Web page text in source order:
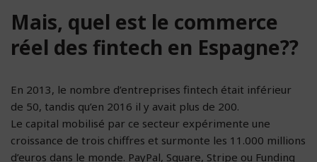
Mais, quel est le commerce
réel des fintech en Espagne??
En 2013, le nombre d’entreprises fintech était inférieur
de 50, tandis qu’en 2016 il y avait plus de 200.
Le capital mobilisé par ce secteur expérimente une
croissance de trois chiffres et surmonte les 11.000 millions
d’euros dans le monde. PayPal, Square, Stripe ou Funding